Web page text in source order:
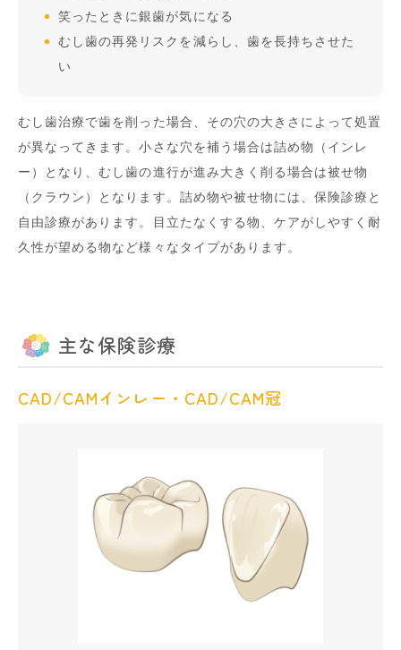
笑ったときに銀歯が気になる
むし歯の再発リスクを減らし、歯を長持ちさせた
い
むし歯治療で歯を削った場合、その穴の大きさによって処置
が異なってきます。小さな穴を補う場合は詰め物（インレ
ー）となり、むし歯の進行が進み大きく削る場合は被せ物
（クラウン）となります。詰め物や被せ物には、保険診療と
自由診療があります。目立たなくする物、ケアがしやすく耐
久性が望める物など様々なタイプがあります。
主な保険診療
CAD/CAMインレー・CAD/CAM冠